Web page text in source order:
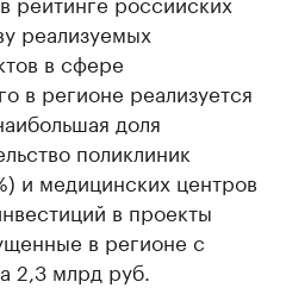
реализуемых
в сфере
в регионе реализуется
доля
поликлиник
и медицинских центров
в проекты
в регионе с
2,3 млрд руб.